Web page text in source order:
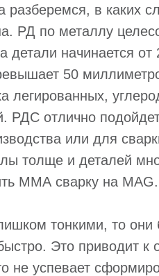
разберемся, в каких
РД по металлу
детали начинается от
50
легированных,
РДС отлично
или для
толще и деталей
ММА сварку на MAG.
тонкими, то они
Это приводит к
не успевает